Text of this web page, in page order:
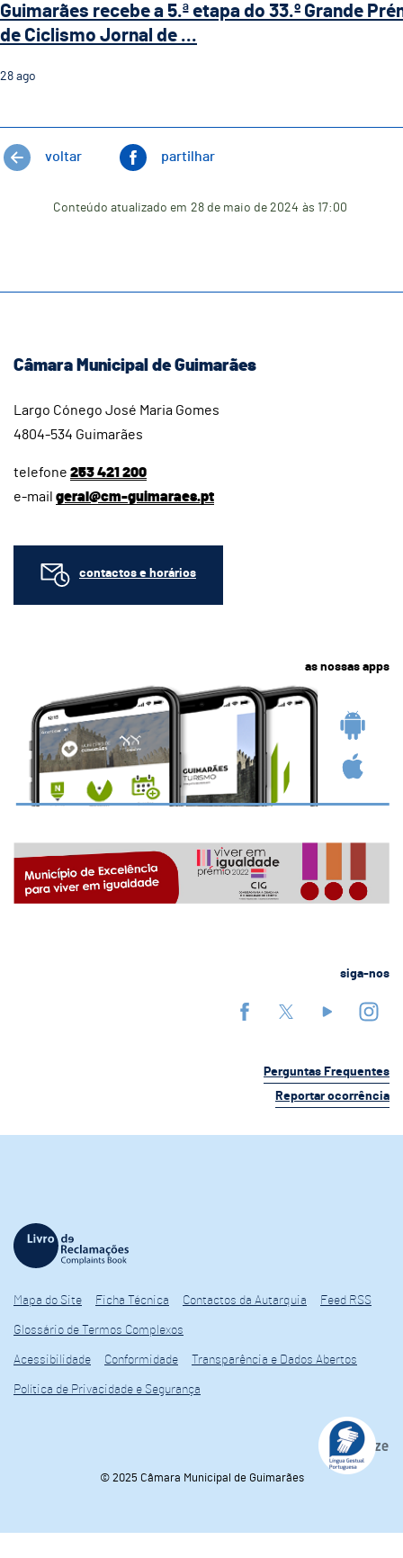
Guimarães recebe a 5.ª etapa do 33.º Grande
de Ciclismo Jornal de ...
28 ago
voltar partilhar
Conteúdo atualizado em 28 de maio de 2024 às 17:00
Câmara Municipal de Guimarães
Largo Cónego José Maria Gomes
4804-534 Guimarães
telefone 253 421 200
e-mail geral@cm-guimaraes.pt
contactos e horários
as nossas apps
siga-nos
Perguntas Frequentes
Reportar ocorrência
Mapa do Site Ficha Técnica Contactos da Autarquia Feed RSS
Glossário de Termos Complexos
Acessibilidade Conformidade Transparência e Dados Abertos
Política de Privacidade e Segurança
© 2025 Câmara Municipal de Guimarães